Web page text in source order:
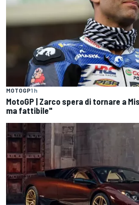
MOTOGP1 h
MotoGP | Zarco spera di tornare a
ma fattibile"